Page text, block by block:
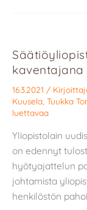
kaventajana
16.3.2021 /
Kuusela Tuukka
luettavaa
Yliopistolain
on edennyt
hyötyajattelun
johtamista
henkilöstön